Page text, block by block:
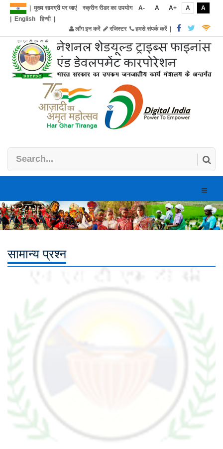
मुख्य सामग्री पर जाएं स्क्रीन रीडर का उपयोग A- A A+ A
A
English हिन्दी|
लॉग इन करें
रजिस्टर हमसे संपर्क करें|
Toggle
सामान्य प्रश्न